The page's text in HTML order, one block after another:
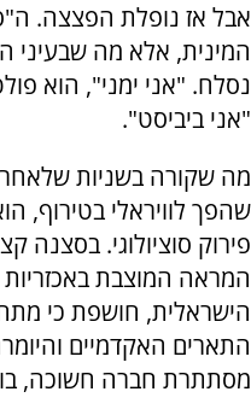
אבל אז נופלת הפצצה.
המינית, אלא מה
נסלח. "אני ימני", הוא
"אני ביביסט".
מה שקורה בשניות שלאחר
שהפך לוויראלי בטירוף,
פירוק סוציולוגי.
המראה המוצבת
הישראלית, חושפת כי
התארים האקדמיים
מסתתרת חברה חשוכה,